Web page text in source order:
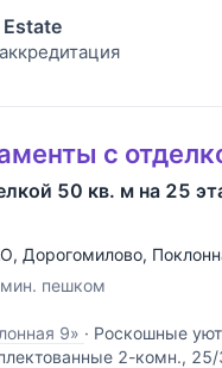
Estate
с
50 кв. м на 25
, Дорогомилово,
пешком
9» · Роскошные
2-комн., 25/